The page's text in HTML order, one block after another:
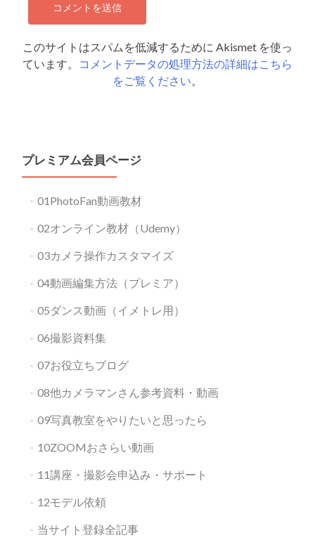
このサイトはスパムを低減するために Akismet を使っ
ています。
コメントデータの処理方法の詳細はこちら
をご覧ください。
プレミアム会員ページ
01PhotoFan動画教材
02オンライン教材（Udemy）
03カメラ操作カスタマイズ
04動画編集方法（プレミア）
05ダンス動画（イメトレ用）
06撮影資料集
07お役立ちブログ
08他カメラマンさん参考資料・動画
09写真教室をやりたいと思ったら
10ZOOMおさらい動画
11講座・撮影会申込み・サポート
12モデル依頼
当サイト登録全記事